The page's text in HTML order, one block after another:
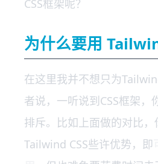
CSS框架呢？
为什么要用
在这里我并不想只为
者说，一听说到CSS框架，
排斥。比如上面做的对比，
Tailwind CSS些许优势，即